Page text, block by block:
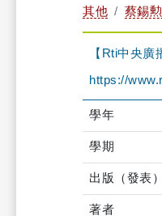
其他 蔡錫
【Rti中央
https://
學年
學期
出版（發表
著者